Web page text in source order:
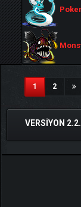
1(current)
2
VERSIYON